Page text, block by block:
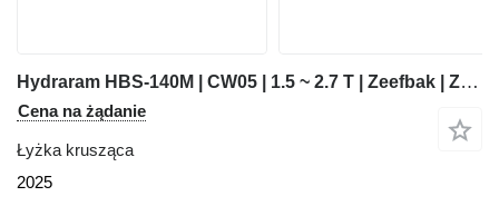
Hydraram HBS-140M | CW05 | 1.5 ~ 2.7 T | Zeefbak | Zeef
Cena na żądanie
Łyżka krusząca
2025